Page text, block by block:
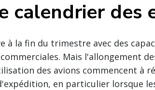
calendrier des
à la fin du trimestre avec des
Mais l'allongement
des avions commencent à
en particulier lorsque